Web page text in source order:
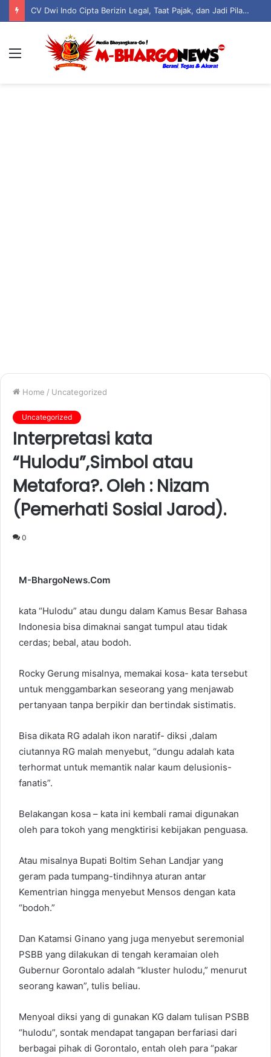
CV Dwi Indo Cipta Berizin Legal, Taat Pajak, dan Jadi Pilar Kehidupan Serta Keagamaan Warga Boliyohuto
Home / Uncategorized
Uncategorized
Interpretasi kata
“Hulodu”,Simbol atau
Metafora?. Oleh : Nizam
(Pemerhati Sosial Jarod).
0
M-BhargoNews.Com
kata “Hulodu” atau dungu dalam Kamus Besar Bahasa
Indonesia bisa dimaknai sangat tumpul atau tidak
cerdas; bebal, atau bodoh.
Rocky Gerung misalnya, memakai kosa- kata tersebut
untuk menggambarkan seseorang yang menjawab
pertanyaan tanpa berpikir dan bertindak sistimatis.
Bisa dikata RG adalah ikon naratif- diksi ,dalam
ciutannya RG malah menyebut, “dungu adalah kata
terhormat untuk memantik nalar kaum delusionis-
fanatis”.
Belakangan kosa – kata ini kembali ramai digunakan
oleh para tokoh yang mengktirisi kebijakan penguasa.
Atau misalnya Bupati Boltim Sehan Landjar yang
geram pada tumpang-tindihnya aturan antar
Kementrian hingga menyebut Mensos dengan kata
“bodoh.”
Dan Katamsi Ginano yang juga menyebut seremonial
PSBB yang dilakukan di tengah keramaian oleh
Gubernur Gorontalo adalah “kluster hulodu,” menurut
seorang kawan”, tulis beliau.
Menyoal diksi yang di gunakan KG dalam tulisan PSBB
“hulodu”, sontak mendapat tangapan berfariasi dari
berbagai pihak di Gorontalo, entah oleh para “pakar